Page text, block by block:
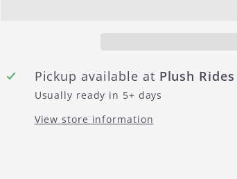
Pickup available at Plush
Usually ready in 5+ days
View store information